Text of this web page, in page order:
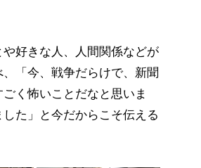
好きな人、人間関係などが
「今、戦争だらけで、新聞
く怖いことだなと思いま
た」と今だからこそ伝える